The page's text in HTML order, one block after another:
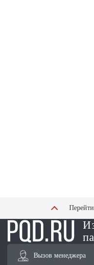
Вызов менеджера